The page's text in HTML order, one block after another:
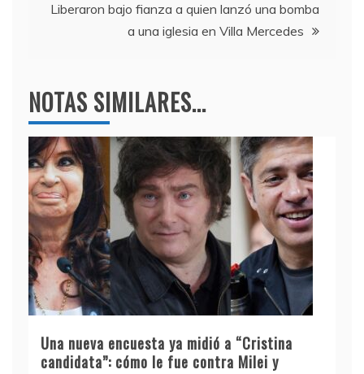
Liberaron bajo fianza a quien lanzó una bomba
a una iglesia en Villa Mercedes
NOTAS SIMILARES...
Una nueva encuesta ya midió a “Cristina
candidata”: cómo le fue contra Milei y